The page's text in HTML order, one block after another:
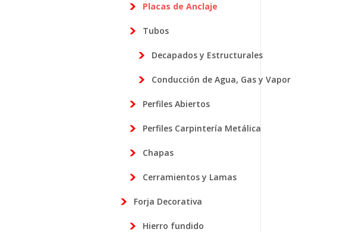
Placas de Anclaje
Tubos
Decapados y Estructurales
Conducción de Agua, Gas y Vapor
Perfiles Abiertos
Perfiles Carpintería Metálica
Chapas
Cerramientos y Lamas
Forja Decorativa
Hierro fundido